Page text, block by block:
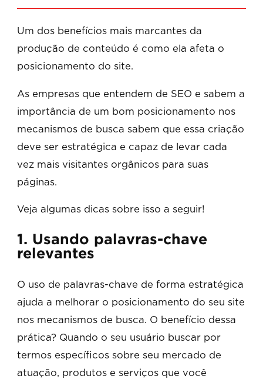
Um dos benefícios mais marcantes da
produção de conteúdo é como ela afeta o
posicionamento do site.
As empresas que entendem de SEO e sabem a
importância de um bom posicionamento nos
mecanismos de busca sabem que essa criação
deve ser estratégica e capaz de levar cada
vez mais visitantes orgânicos para suas
páginas.
Veja algumas dicas sobre isso a seguir!
1. Usando palavras-chave
relevantes
O uso de palavras-chave de forma estratégica
ajuda a melhorar o posicionamento do seu site
nos mecanismos de busca. O benefício dessa
prática? Quando o seu usuário buscar por
termos específicos sobre seu mercado de
atuação, produtos e serviços que você